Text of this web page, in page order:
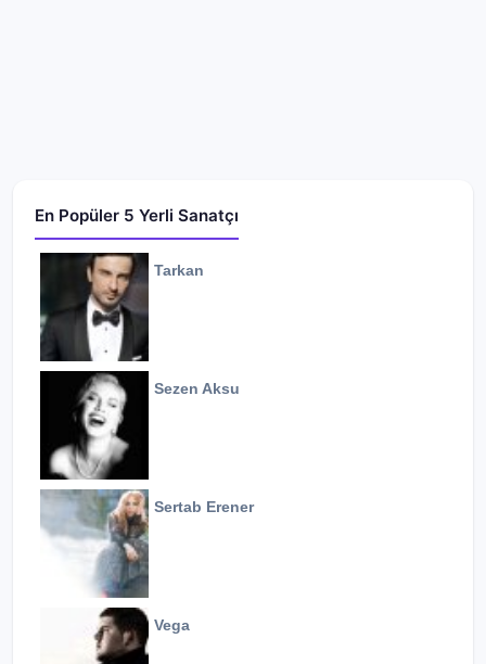
En Popüler 5 Yerli Sanatçı
Tarkan
Sezen Aksu
Sertab Erener
Vega